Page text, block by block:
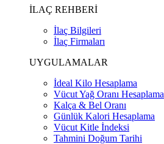
İLAÇ REHBERİ
İlaç Bilgileri
İlaç Firmaları
UYGULAMALAR
İdeal Kilo Hesaplama
Vücut Yağ Oranı Hesaplama
Kalça & Bel Oranı
Günlük Kalori Hesaplama
Vücut Kitle İndeksi
Tahmini Doğum Tarihi